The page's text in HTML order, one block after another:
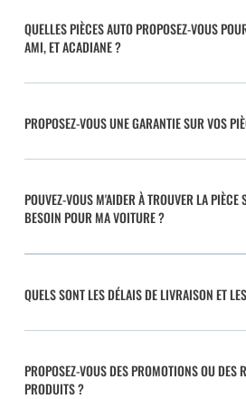
QUELLES PIÈCES AUTO PROPOSEZ-VOUS
AMI, ET ACADIANE ?
PROPOSEZ-VOUS UNE GARANTIE SUR VOS
POUVEZ-VOUS M'AIDER À TROUVER LA PIÈCE
BESOIN POUR MA VOITURE ?
QUELS SONT LES DÉLAIS DE LIVRAISON ET
PROPOSEZ-VOUS DES PROMOTIONS OU DES
PRODUITS ?